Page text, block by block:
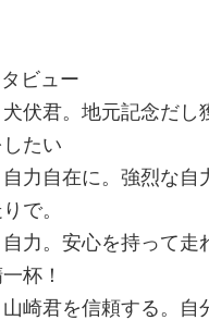
ビュー
伏君。地元記念だし
たい
力自在に。強烈な自
で。
力。安心を持って走
杯！
崎君を信頼する。自